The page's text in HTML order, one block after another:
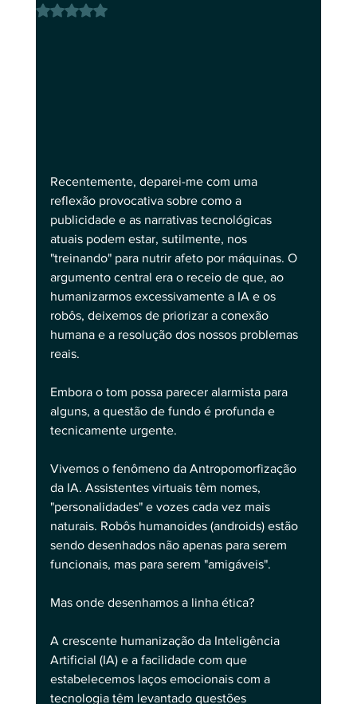
Avaliado com NaN de 5 estrelas.
Recentemente, deparei-me com uma
reflexão provocativa sobre como a
publicidade e as narrativas tecnológicas
atuais podem estar, sutilmente, nos
"treinando" para nutrir afeto por máquinas. O
argumento central era o receio de que, ao
humanizarmos excessivamente a IA e os
robôs, deixemos de priorizar a conexão
humana e a resolução dos nossos problemas
reais.
Embora o tom possa parecer alarmista para
alguns, a questão de fundo é profunda e
tecnicamente urgente.
Vivemos o fenômeno da Antropomorfização
da IA. Assistentes virtuais têm nomes,
"personalidades" e vozes cada vez mais
naturais. Robôs humanoides (androids) estão
sendo desenhados não apenas para serem
funcionais, mas para serem "amigáveis".
Mas onde desenhamos a linha ética?
A crescente humanização da Inteligência
Artificial (IA) e a facilidade com que
estabelecemos laços emocionais com a
tecnologia têm levantado questões